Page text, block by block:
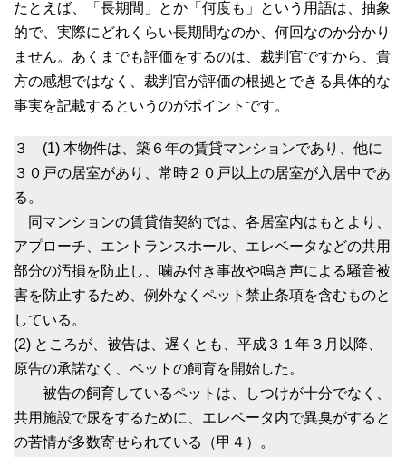
たとえば、「長期間」とか「何度も」という用語は、抽象
的で、実際にどれくらい長期間なのか、何回なのか分かり
ません。あくまでも評価をするのは、裁判官ですから、貴
方の感想ではなく、裁判官が評価の根拠とできる具体的な
事実を記載するというのがポイントです。
３ (1) 本物件は、築６年の賃貸マンションであり、他に
３０戸の居室があり、常時２０戸以上の居室が入居中であ
る。
同マンションの賃貸借契約では、各居室内はもとより、
アプローチ、エントランスホール、エレベータなどの共用
部分の汚損を防止し、噛み付き事故や鳴き声による騒音被
害を防止するため、例外なくペット禁止条項を含むものと
している。
(2) ところが、被告は、遅くとも、平成３１年３月以降、
原告の承諾なく、ペットの飼育を開始した。
被告の飼育しているペットは、しつけが十分でなく、
共用施設で尿をするために、エレベータ内で異臭がすると
の苦情が多数寄せられている（甲４）。